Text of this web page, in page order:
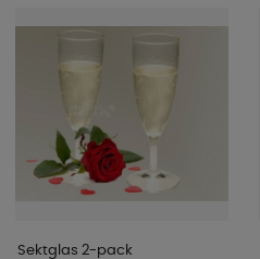
Sektglas 2-pack